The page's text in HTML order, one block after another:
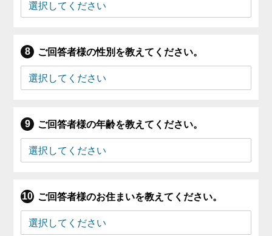
ご回答者様の性別を教えてください。
ご回答者様の年齢を教えてください。
ご回答者様のお住まいを教えてください。